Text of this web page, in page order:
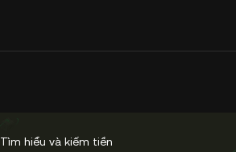
Tìm hiểu và kiếm tiền